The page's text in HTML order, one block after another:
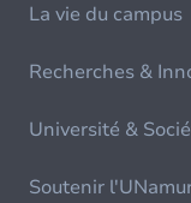
La vie du campus
Recherches &
Université &
Soutenir